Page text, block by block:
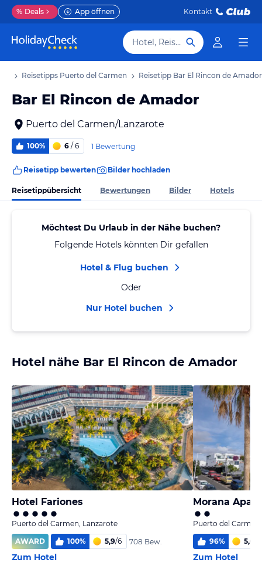
% Deals App öffnen Kontakt
Hotel, Reiseziel
Reisetipps Puerto del Carmen Reisetipp Bar El Rincon de Amador
Bar El Rincon de Amador
Puerto del Carmen/Lanzarote
100% 6 / 6 1 Bewertung
Reisetipp bewerten Bilder hochladen
Reisetippübersicht Bewertungen Bilder Hotels
Möchtest Du Urlaub in der Nähe buchen?
Folgende Hotels könnten Dir gefallen
Hotel & Flug buchen
Oder
Nur Hotel buchen
Hotel nähe Bar El Rincon de Amador
Hotel Fariones
Puerto del Carmen, Lanzarote
AWARD
100% 5,9/6 708 Bew.
Zum Hotel
Morana
Puerto del
96% 5,6
Zum Hotel